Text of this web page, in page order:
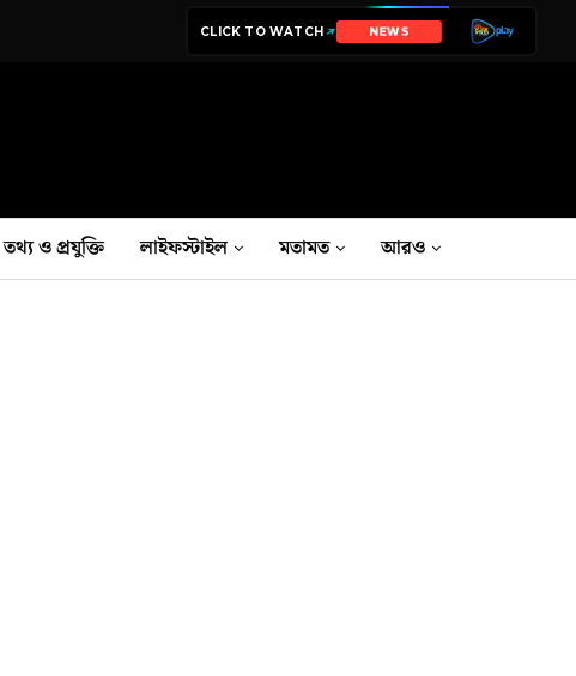
CLICK TO WATCH FILMS
তথ‍্য ও প্রযুক্তি লাইফস্টাইল মতামত আরও